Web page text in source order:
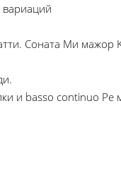
Соната Ми мажор
и basso continuo Ре